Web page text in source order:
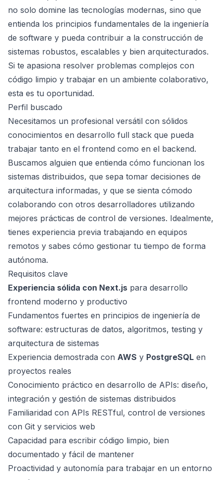
no solo domine las tecnologías modernas, sino que
entienda los principios fundamentales de la ingeniería
de software y pueda contribuir a la construcción de
sistemas robustos, escalables y bien arquitecturados.
Si te apasiona resolver problemas complejos con
código limpio y trabajar en un ambiente colaborativo,
esta es tu oportunidad.
Perfil buscado
Necesitamos un profesional versátil con sólidos
conocimientos en desarrollo full stack que pueda
trabajar tanto en el frontend como en el backend.
Buscamos alguien que entienda cómo funcionan los
sistemas distribuidos, que sepa tomar decisiones de
arquitectura informadas, y que se sienta cómodo
colaborando con otros desarrolladores utilizando
mejores prácticas de control de versiones. Idealmente,
tienes experiencia previa trabajando en equipos
remotos y sabes cómo gestionar tu tiempo de forma
autónoma.
Requisitos clave
Experiencia sólida con Next.js para desarrollo
frontend moderno y productivo
Fundamentos fuertes en principios de ingeniería de
software: estructuras de datos, algoritmos, testing y
arquitectura de sistemas
Experiencia demostrada con AWS y PostgreSQL en
proyectos reales
Conocimiento práctico en desarrollo de APIs: diseño,
integración y gestión de sistemas distribuidos
Familiaridad con APIs RESTful, control de versiones
con Git y servicios web
Capacidad para escribir código limpio, bien
documentado y fácil de mantener
Proactividad y autonomía para trabajar en un entorno